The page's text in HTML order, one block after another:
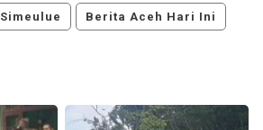
Simeulue Berita Aceh Hari Ini